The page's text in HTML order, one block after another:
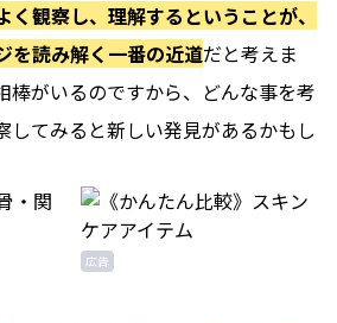
く観察し、理解するということが、
を読み解く一番の近道だと考えま
棒がいるのですから、どんな事を考
してみると新しい発見があるかもし
広告